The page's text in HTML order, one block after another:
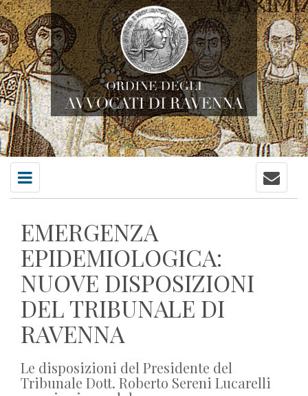
Menu
principale
Contatti
EMERGENZA
EPIDEMIOLOGICA:
NUOVE DISPOSIZIONI
DEL TRIBUNALE DI
RAVENNA
Le disposizioni del Presidente del
Tribunale Dott. Roberto Sereni Lucarelli